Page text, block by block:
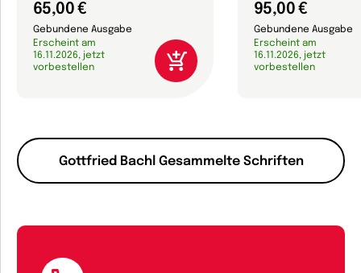
Gottfried Bachl Gesammelte Schriften
65,00 €
Gebundene Ausgabe
Erscheint am
16.11.2026, jetzt
vorbestellen
95,00 €
Gebundene Ausgabe
Erscheint am
16.11.2026, jetzt
vorbestellen